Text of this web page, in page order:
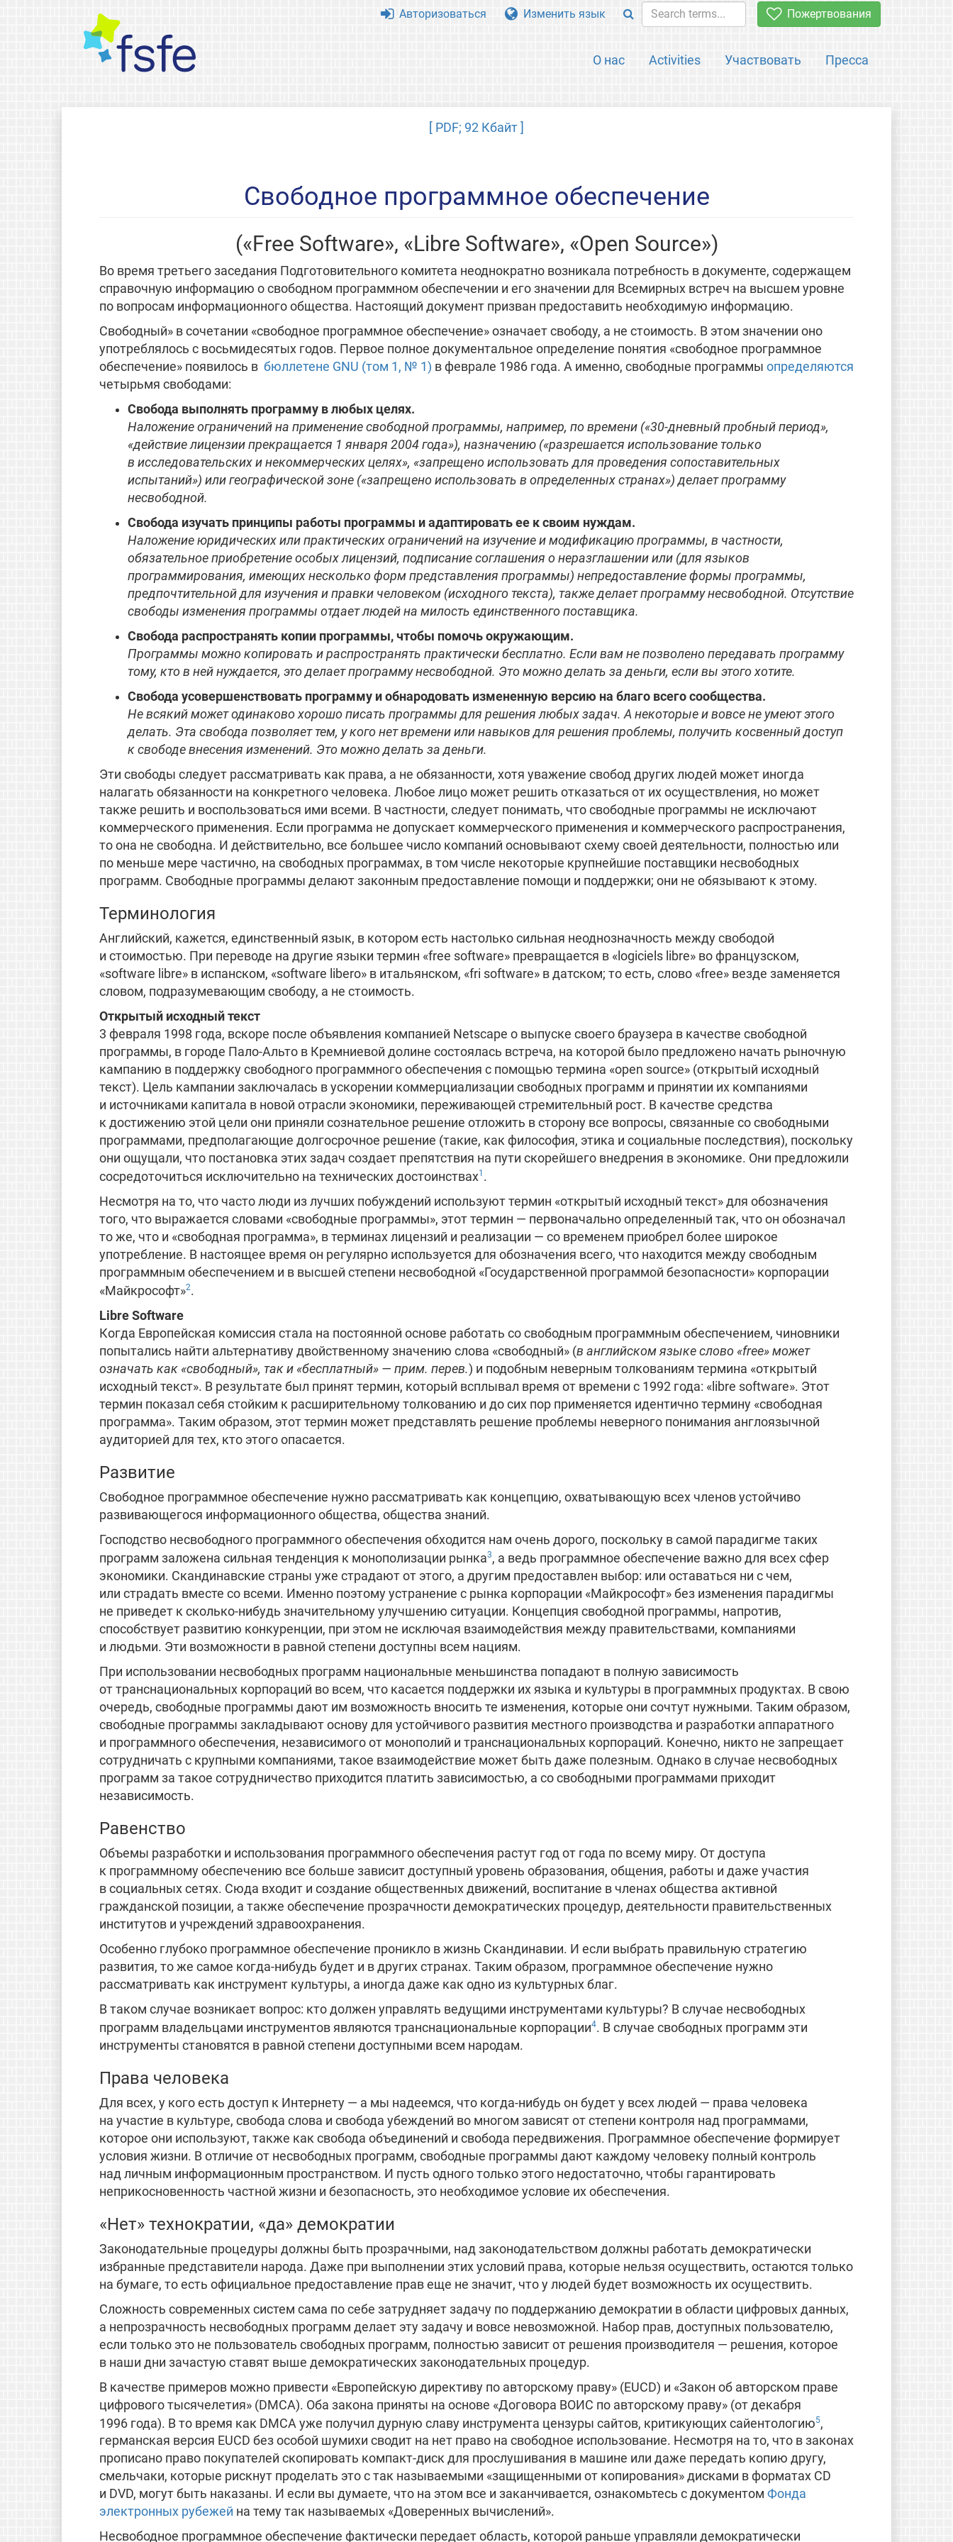
Пожертвования
О нас Activities Участвовать Пресса
Авторизоваться Изменить язык
[ PDF; 92 Кбайт ]
Свободное программное обеспечение
(«Free Software», «Libre Software», «Open Source»)
Во время третьего заседания Подготовительного комитета неоднократно возникала потребность в документе, содержащем
справочную информацию о свободном программном обеспечении и его значении для Всемирных встреч на высшем уровне
по вопросам информационного общества. Настоящий документ призван предоставить необходимую информацию.
Свободный» в сочетании «свободное программное обеспечение» означает свободу, а не стоимость. В этом значении оно
употреблялось с восьмидесятых годов. Первое полное документальное определение понятия «свободное программное
обеспечение» появилось в бюллетене GNU (том 1, № 1) в феврале 1986 года. А именно, свободные программы определяются
четырьмя свободами:
Свобода выполнять программу в любых целях.
Наложение ограничений на применение свободной программы, например, по времени («30-дневный пробный период»,
«действие лицензии прекращается 1 января 2004 года»), назначению («разрешается использование только
в исследовательских и некоммерческих целях», «запрещено использовать для проведения сопоставительных
испытаний») или географической зоне («запрещено использовать в определенных странах») делает программу
несвободной.
Свобода изучать принципы работы программы и адаптировать ее к своим нуждам.
Наложение юридических или практических ограничений на изучение и модификацию программы, в частности,
обязательное приобретение особых лицензий, подписание соглашения о неразглашении или (для языков
программирования, имеющих несколько форм представления программы) непредоставление формы программы,
предпочтительной для изучения и правки человеком (исходного текста), также делает программу несвободной. Отсутствие
свободы изменения программы отдает людей на милость единственного поставщика.
Свобода распространять копии программы, чтобы помочь окружающим.
Программы можно копировать и распространять практически бесплатно. Если вам не позволено передавать программу
тому, кто в ней нуждается, это делает программу несвободной. Это можно делать за деньги, если вы этого хотите.
Свобода усовершенствовать программу и обнародовать измененную версию на благо всего сообщества.
Не всякий может одинаково хорошо писать программы для решения любых задач. А некоторые и вовсе не умеют этого
делать. Эта свобода позволяет тем, у кого нет времени или навыков для решения проблемы, получить косвенный доступ
к свободе внесения изменений. Это можно делать за деньги.
Эти свободы следует рассматривать как права, а не обязанности, хотя уважение свобод других людей может иногда
налагать обязанности на конкретного человека. Любое лицо может решить отказаться от их осуществления, но может
также решить и воспользоваться ими всеми. В частности, следует понимать, что свободные программы не исключают
коммерческого применения. Если программа не допускает коммерческого применения и коммерческого распространения,
то она не свободна. И действительно, все большее число компаний основывают схему своей деятельности, полностью или
по меньше мере частично, на свободных программах, в том числе некоторые крупнейшие поставщики несвободных
программ. Свободные программы делают законным предоставление помощи и поддержки; они не обязывают к этому.
Терминология
Английский, кажется, единственный язык, в котором есть настолько сильная неоднозначность между свободой
и стоимостью. При переводе на другие языки термин «free software» превращается в «logiciels libre» во французском,
«software libre» в испанском, «software libero» в итальянском, «fri software» в датском; то есть, слово «free» везде заменяется
словом, подразумевающим свободу, а не стоимость.
Открытый исходный текст
3 февраля 1998 года, вскоре после объявления компанией Netscape о выпуске своего браузера в качестве свободной
программы, в городе Пало-Альто в Кремниевой долине состоялась встреча, на которой было предложено начать рыночную
кампанию в поддержку свободного программного обеспечения с помощью термина «open source» (открытый исходный
текст). Цель кампании заключалась в ускорении коммерциализации свободных программ и принятии их компаниями
и источниками капитала в новой отрасли экономики, переживающей стремительный рост. В качестве средства
к достижению этой цели они приняли сознательное решение отложить в сторону все вопросы, связанные со свободными
программами, предполагающие долгосрочное решение (такие, как философия, этика и социальные последствия), поскольку
они ощущали, что постановка этих задач создает препятствия на пути скорейшего внедрения в экономике. Они предложили
сосредоточиться исключительно на технических достоинствах1 .
Несмотря на то, что часто люди из лучших побуждений используют термин «открытый исходный текст» для обозначения
того, что выражается словами «свободные программы», этот термин — первоначально определенный так, что он обозначал
то же, что и «свободная программа», в терминах лицензий и реализации — со временем приобрел более широкое
употребление. В настоящее время он регулярно используется для обозначения всего, что находится между свободным
программным обеспечением и в высшей степени несвободной «Государственной программой безопасности» корпорации
«Майкрософт»2.
Libre Software
Когда Европейская комиссия стала на постоянной основе работать со свободным программным обеспечением, чиновники
попытались найти альтернативу двойственному значению слова «свободный» (в английском языке слово «free» может
означать как «свободный», так и «бесплатный» — прим. перев.) и подобным неверным толкованиям термина «открытый
исходный текст». В результате был принят термин, который всплывал время от времени с 1992 года: «libre software». Этот
термин показал себя стойким к расширительному толкованию и до сих пор применяется идентично термину «свободная
программа». Таким образом, этот термин может представлять решение проблемы неверного понимания англоязычной
аудиторией для тех, кто этого опасается.
Развитие
Свободное программное обеспечение нужно рассматривать как концепцию, охватывающую всех членов устойчиво
развивающегося информационного общества, общества знаний.
Господство несвободного программного обеспечения обходится нам очень дорого, поскольку в самой парадигме таких
программ заложена сильная тенденция к монополизации рынка3, а ведь программное обеспечение важно для всех сфер
экономики. Скандинавские страны уже страдают от этого, а другим предоставлен выбор: или оставаться ни с чем,
или страдать вместе со всеми. Именно поэтому устранение с рынка корпорации «Майкрософт» без изменения парадигмы
не приведет к сколько-нибудь значительному улучшению ситуации. Концепция свободной программы, напротив,
способствует развитию конкуренции, при этом не исключая взаимодействия между правительствами, компаниями
и людьми. Эти возможности в равной степени доступны всем нациям.
При использовании несвободных программ национальные меньшинства попадают в полную зависимость
от транснациональных корпораций во всем, что касается поддержки их языка и культуры в программных продуктах. В свою
очередь, свободные программы дают им возможность вносить те изменения, которые они сочтут нужными. Таким образом,
свободные программы закладывают основу для устойчивого развития местного производства и разработки аппаратного
и программного обеспечения, независимого от монополий и транснациональных корпораций. Конечно, никто не запрещает
сотрудничать с крупными компаниями, такое взаимодействие может быть даже полезным. Однако в случае несвободных
программ за такое сотрудничество приходится платить зависимостью, а со свободными программами приходит
независимость.
Равенство
Объемы разработки и использования программного обеспечения растут год от года по всему миру. От доступа
к программному обеспечению все больше зависит доступный уровень образования, общения, работы и даже участия
в социальных сетях. Сюда входит и создание общественных движений, воспитание в членах общества активной
гражданской позиции, а также обеспечение прозрачности демократических процедур, деятельности правительственных
институтов и учреждений здравоохранения.
Особенно глубоко программное обеспечение проникло в жизнь Скандинавии. И если выбрать правильную стратегию
развития, то же самое когда-нибудь будет и в других странах. Таким образом, программное обеспечение нужно
рассматривать как инструмент культуры, а иногда даже как одно из культурных благ.
В таком случае возникает вопрос: кто должен управлять ведущими инструментами культуры? В случае несвободных
программ владельцами инструментов являются транснациональные корпорации4. В случае свободных программ эти
инструменты становятся в равной степени доступными всем народам.
Права человека
Для всех, у кого есть доступ к Интернету — а мы надеемся, что когда-нибудь он будет у всех людей — права человека
на участие в культуре, свобода слова и свобода убеждений во многом зависят от степени контроля над программами,
которое они используют, также как свобода объединений и свобода передвижения. Программное обеспечение формирует
условия жизни. В отличие от несвободных программ, свободные программы дают каждому человеку полный контроль
над личным информационным пространством. И пусть одного только этого недостаточно, чтобы гарантировать
неприкосновенность частной жизни и безопасность, это необходимое условие их обеспечения.
«Нет» технократии, «да» демократии
Законодательные процедуры должны быть прозрачными, над законодательством должны работать демократически
избранные представители народа. Даже при выполнении этих условий права, которые нельзя осуществить, остаются только
на бумаге, то есть официальное предоставление прав еще не значит, что у людей будет возможность их осуществить.
Сложность современных систем сама по себе затрудняет задачу по поддержанию демократии в области цифровых данных,
а непрозрачность несвободных программ делает эту задачу и вовсе невозможной. Набор прав, доступных пользователю,
если только это не пользователь свободных программ, полностью зависит от решения производителя — решения, которое
в наши дни зачастую ставят выше демократических законодательных процедур.
В качестве примеров можно привести «Европейскую директиву по авторскому праву» (EUCD) и «Закон об авторском праве
цифрового тысячелетия» (DMCA). Оба закона приняты на основе «Договора ВОИС по авторскому праву» (от декабря
1996 года). В то время как DMCA уже получил дурную славу инструмента цензуры сайтов, критикующих сайентологию5,
германская версия EUCD без особой шумихи сводит на нет право на свободное использование. Несмотря на то, что в законах
прописано право покупателей скопировать компакт-диск для прослушивания в машине или даже передать копию другу,
смельчаки, которые рискнут проделать это с так называемыми «защищенными от копирования» дисками в форматах CD
и DVD, могут быть наказаны. И если вы думаете, что на этом все и заканчивается, ознакомьтесь с документом Фонда
электронных рубежей на тему так называемых «Доверенных вычислений».
Несвободное программное обеспечение фактически передает область, которой раньше управляли демократически